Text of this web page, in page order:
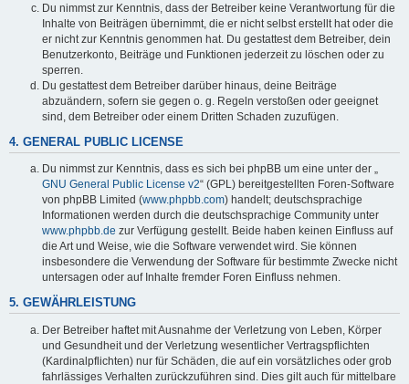
Du nimmst zur Kenntnis, dass der Betreiber keine Verantwortung für die
Inhalte von Beiträgen übernimmt, die er nicht selbst erstellt hat oder die
er nicht zur Kenntnis genommen hat. Du gestattest dem Betreiber, dein
Benutzerkonto, Beiträge und Funktionen jederzeit zu löschen oder zu
sperren.
Du gestattest dem Betreiber darüber hinaus, deine Beiträge
abzuändern, sofern sie gegen o. g. Regeln verstoßen oder geeignet
sind, dem Betreiber oder einem Dritten Schaden zuzufügen.
4. GENERAL PUBLIC LICENSE
Du nimmst zur Kenntnis, dass es sich bei phpBB um eine unter der „
GNU General Public License v2“ (GPL) bereitgestellten Foren-Software
von phpBB Limited (www.phpbb.com) handelt; deutschsprachige
Informationen werden durch die deutschsprachige Community unter
www.phpbb.de zur Verfügung gestellt. Beide haben keinen Einfluss auf
die Art und Weise, wie die Software verwendet wird. Sie können
insbesondere die Verwendung der Software für bestimmte Zwecke nicht
untersagen oder auf Inhalte fremder Foren Einfluss nehmen.
5. GEWÄHRLEISTUNG
Der Betreiber haftet mit Ausnahme der Verletzung von Leben, Körper
und Gesundheit und der Verletzung wesentlicher Vertragspflichten
(Kardinalpflichten) nur für Schäden, die auf ein vorsätzliches oder grob
fahrlässiges Verhalten zurückzuführen sind. Dies gilt auch für mittelbare